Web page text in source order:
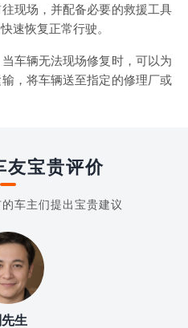
现场，并配备必要的救援工具
速恢复正常行驶。
车辆无法现场修复时，可以为
，将车辆送至指定的修理厂或
友宝贵评价
车主们提出宝贵建议
生